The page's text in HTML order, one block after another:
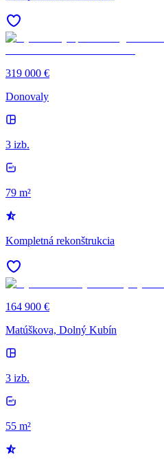
319 000 €
Donovaly
3 izb.
79 m²
Kompletná rekonštrukcia
164 900 €
Matúškova, Dolný Kubín
3 izb.
55 m²